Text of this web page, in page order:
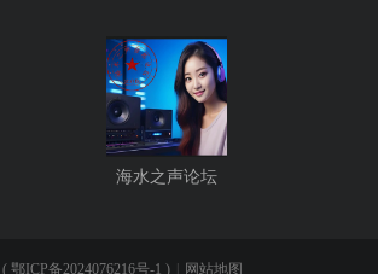
海水之声论坛
( 鄂ICP备2024076216号-1 ) 网站地图